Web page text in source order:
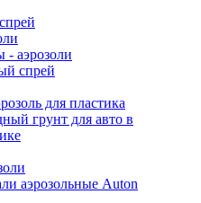
- аэрозоли
спрей
для пластика
грунт для авто в
аэрозольные Auton